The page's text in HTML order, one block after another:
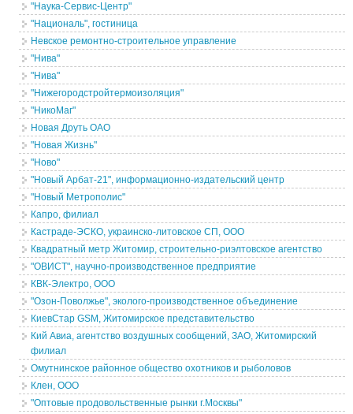
"Наука-Сервис-Центр"
"Националь", гостиница
Невское ремонтно-строительное управление
"Нива"
"Нива"
"Нижегородстройтермоизоляция"
"НикоМаг"
Новая Друть ОАО
"Новая Жизнь"
"Ново"
"Новый Арбат-21", информационно-издательский центр
"Новый Метрополис"
Капро, филиал
Кастраде-ЭСКО, украинско-литовское СП, ООО
Квадратный метр Житомир, строительно-риэлтовское агентство
"ОВИСТ", научно-производственное предприятие
КВК-Электро, ООО
"Озон-Поволжье", эколого-производственное объединение
КиевСтар GSM, Житомирское представительство
Кий Авиа, агентство воздушных сообщений, ЗАО, Житомирский
филиал
Омутнинское районное общество охотников и рыболовов
Клен, ООО
"Оптовые продовольственные рынки г.Москвы"